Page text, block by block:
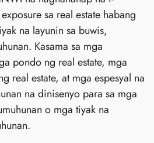
sa real estate habang
na layunin sa buwis,
Kasama sa mga
pondo ng real estate, mga
real estate, at mga espesyal na
na dinisenyo para sa mga
o mga tiyak na